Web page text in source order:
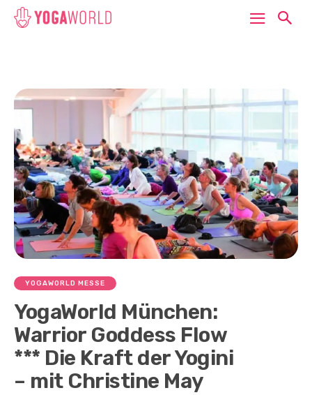
YOGAWORLD MESSE
YogaWorld München:
Warrior Goddess Flow
*** Die Kraft der Yogini
– mit Christine May